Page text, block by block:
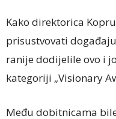
Kako direktorica
prisustvovati
ranije dodijelile ovo i
kategoriji „Visionary
Među dobitnicama